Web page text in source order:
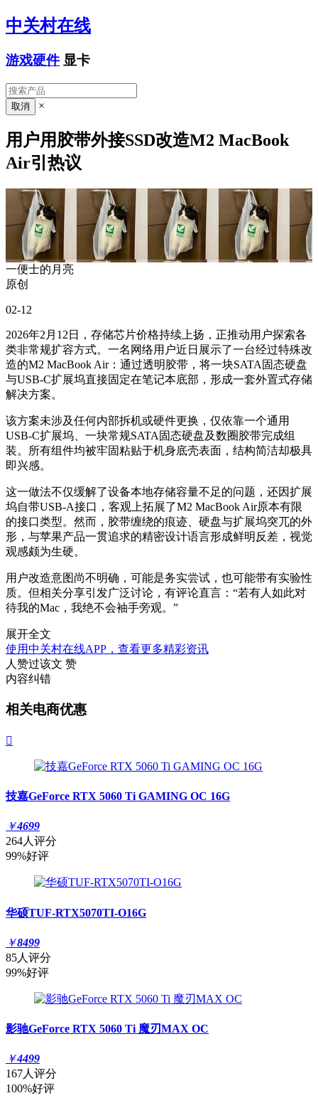
中关村在线
游戏硬件 显卡
×
用户用胶带外接SSD改造M2 MacBook
Air引热议
一便士的月亮
原创
02-12
2026年2月12日，存储芯片价格持续上扬，正推动用户探索各
类非常规扩容方式。一名网络用户近日展示了一台经过特殊改
造的M2 MacBook Air：通过透明胶带，将一块SATA固态硬盘
与USB-C扩展坞直接固定在笔记本底部，形成一套外置式存储
解决方案。
该方案未涉及任何内部拆机或硬件更换，仅依靠一个通用
USB-C扩展坞、一块常规SATA固态硬盘及数圈胶带完成组
装。所有组件均被牢固粘贴于机身底壳表面，结构简洁却极具
即兴感。
这一做法不仅缓解了设备本地存储容量不足的问题，还因扩展
坞自带USB-A接口，客观上拓展了M2 MacBook Air原本有限
的接口类型。然而，胶带缠绕的痕迹、硬盘与扩展坞突兀的外
形，与苹果产品一贯追求的精密设计语言形成鲜明反差，视觉
观感颇为生硬。
用户改造意图尚不明确，可能是务实尝试，也可能带有实验性
质。但相关分享引发广泛讨论，有评论直言：“若有人如此对
待我的Mac，我绝不会袖手旁观。”
展开全文
使用中关村在线APP，查看更多精彩资讯
人赞过该文 赞
内容纠错
相关电商优惠

技嘉GeForce RTX 5060 Ti GAMING OC 16G
￥4699
264人评分
99%好评
华硕TUF-RTX5070TI-O16G
￥8499
85人评分
99%好评
影驰GeForce RTX 5060 Ti 魔刃MAX OC
￥4499
167人评分
100%好评